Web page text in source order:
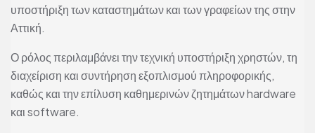
υποστήριξη των καταστημάτων και των γραφείων της στην
Αττική.
Ο ρόλος περιλαμβάνει την τεχνική υποστήριξη χρηστών, τη
διαχείριση και συντήρηση εξοπλισμού πληροφορικής,
καθώς και την επίλυση καθημερινών ζητημάτων hardware
και software.